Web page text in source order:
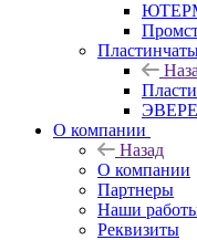
О компании
Назад
О компании
Партнеры
Наши
Реквизиты